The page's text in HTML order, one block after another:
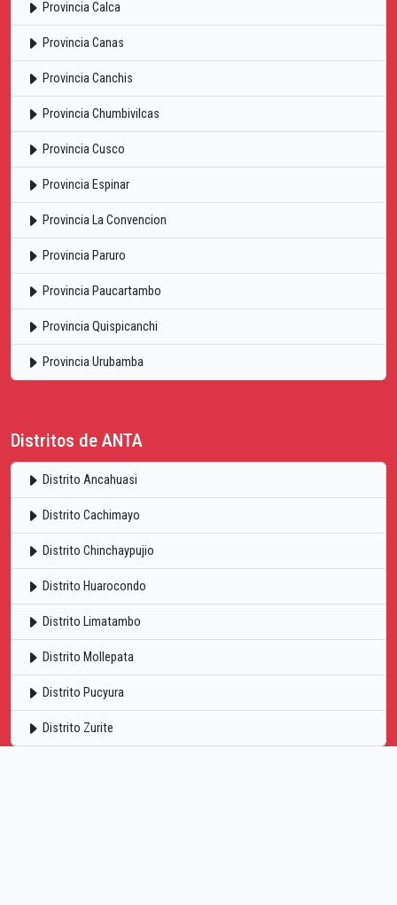
Provincia Calca
Provincia Canas
Provincia Canchis
Provincia Chumbivilcas
Provincia Cusco
Provincia Espinar
Provincia La Convencion
Provincia Paruro
Provincia Paucartambo
Provincia Quispicanchi
Provincia Urubamba
Distritos de ANTA
Distrito Ancahuasi
Distrito Cachimayo
Distrito Chinchaypujio
Distrito Huarocondo
Distrito Limatambo
Distrito Mollepata
Distrito Pucyura
Distrito Zurite